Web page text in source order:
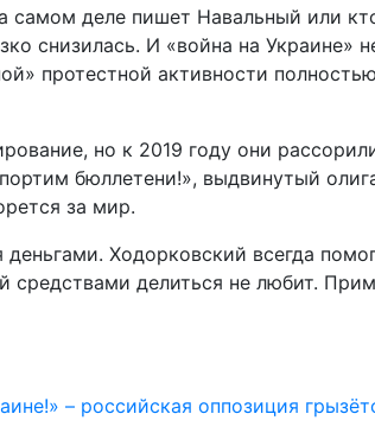
деле пишет Навальный или
снизилась. И «война на Украине»
протестной активности
но к 2019 году они
бюллетени!», выдвинутый
за мир.
Ходорковский всегда
делиться не любит.
– российская оппозиция